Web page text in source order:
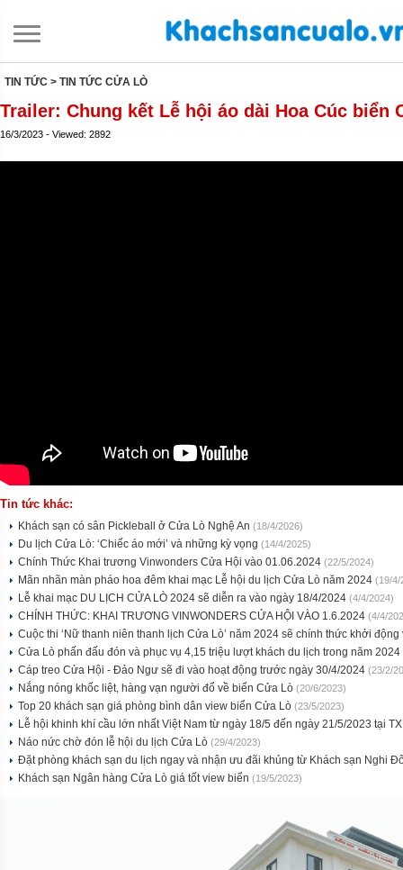
TIN TỨC > TIN TỨC CỬA LÒ
Trailer: Chung kết Lễ hội áo dài Hoa Cúc biển
16/3/2023 - Viewed: 2892
Tin tức khác:
Khách sạn có sân Pickleball ở Cửa Lò Nghệ An (18/4/2026)
Du lịch Cửa Lò: ‘Chiếc áo mới’ và những kỳ vọng (14/4/2025)
Chính Thức Khai trương Vinwonders Cửa Hội vào 01.06.2024 (22/5/2024)
Mãn nhãn màn pháo hoa đêm khai mạc Lễ hội du lịch Cửa Lò năm 2024 (19/4/
Lễ khai mạc DU LỊCH CỬA LÒ 2024 sẽ diễn ra vào ngày 18/4/2024 (4/4/2024)
CHÍNH THỨC: KHAI TRƯƠNG VINWONDERS CỬA HỘI VÀO 1.6.2024 (4/4/
Cuộc thi ‘Nữ thanh niên thanh lịch Cửa Lò’ năm 2024 sẽ chính thức khởi
Cửa Lò phấn đấu đón và phục vụ 4,15 triệu lượt khách du lịch trong năm 2024
Cáp treo Cửa Hội - Đảo Ngư sẽ đi vào hoạt động trước ngày 30/4/2024 (23/2/
Nắng nóng khốc liệt, hàng vạn người đổ về biển Cửa Lò (20/6/2023)
Top 20 khách sạn giá phòng bình dân view biển Cửa Lò (23/5/2023)
Lễ hội khinh khí cầu lớn nhất Việt Nam từ ngày 18/5 đến ngày 21/5/2023 tại
Náo nức chờ đón lễ hội du lịch Cửa Lò (29/4/2023)
Đặt phòng khách sạn du lịch ngay và nhận ưu đãi khủng từ Khách sạn Nghi
Khách sạn Ngân hàng Cửa Lò giá tốt view biển (19/5/2023)